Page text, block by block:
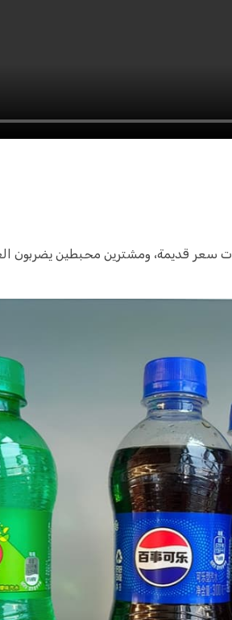
قديمة، ومشترين محبطين يضربون